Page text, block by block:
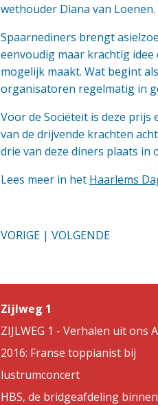
wethouder Diana van Loenen.
Spaarnediners brengt
eenvoudig maar krachtig
mogelijk maakt. Wat begint
organisatoren regelmatig in
Voor de Sociëteit is deze
van de drijvende krachten
drie van deze diners plaats in
Lees meer in het Haarlems
VORIGE | VOLGENDE
Zijlweg 1
ZIJLWEG 1 - Verhalen uit ons
2016: Franse toppianist bij
lustrumconcert
HBS, de bridgeafdeling